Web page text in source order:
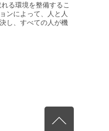
る環境を整備するこ
ンによって、人と人
し、すべての人が機